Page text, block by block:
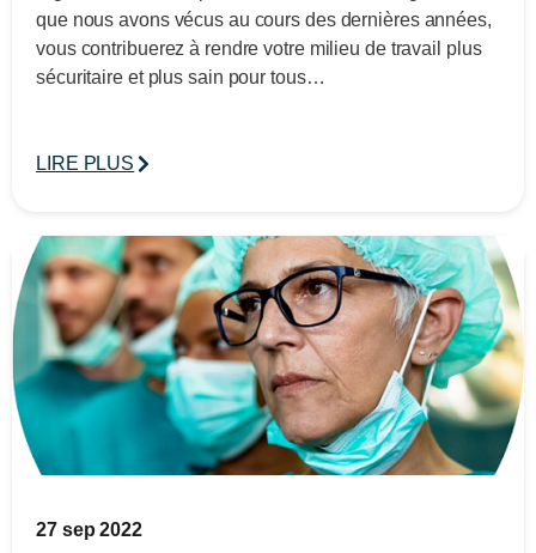
que nous avons vécus au cours des dernières années,
vous contribuerez à rendre votre milieu de travail plus
sécuritaire et plus sain pour tous…
LIRE PLUS
27 sep 2022